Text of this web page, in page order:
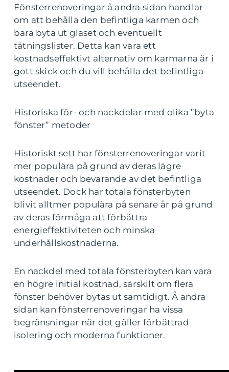
Fönsterrenoveringar å andra sidan handlar
om att behålla den befintliga karmen och
bara byta ut glaset och eventuellt
tätningslister. Detta kan vara ett
kostnadseffektivt alternativ om karmarna är i
gott skick och du vill behålla det befintliga
utseendet.
Historiska för- och nackdelar med olika ”byta
fönster” metoder
Historiskt sett har fönsterrenoveringar varit
mer populära på grund av deras lägre
kostnader och bevarande av det befintliga
utseendet. Dock har totala fönsterbyten
blivit alltmer populära på senare år på grund
av deras förmåga att förbättra
energieffektiviteten och minska
underhållskostnaderna.
En nackdel med totala fönsterbyten kan vara
en högre initial kostnad, särskilt om flera
fönster behöver bytas ut samtidigt. Å andra
sidan kan fönsterrenoveringar ha vissa
begränsningar när det gäller förbättrad
isolering och moderna funktioner.